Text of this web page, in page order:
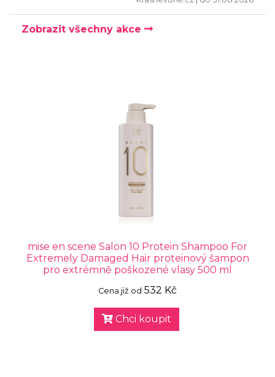
Zobrazit všechny akce
mise en scene Salon 10 Protein Shampoo For
Extremely Damaged Hair proteinový šampon
pro extrémně poškozené vlasy 500 ml
Cena již od 532 Kč
Chci koupit